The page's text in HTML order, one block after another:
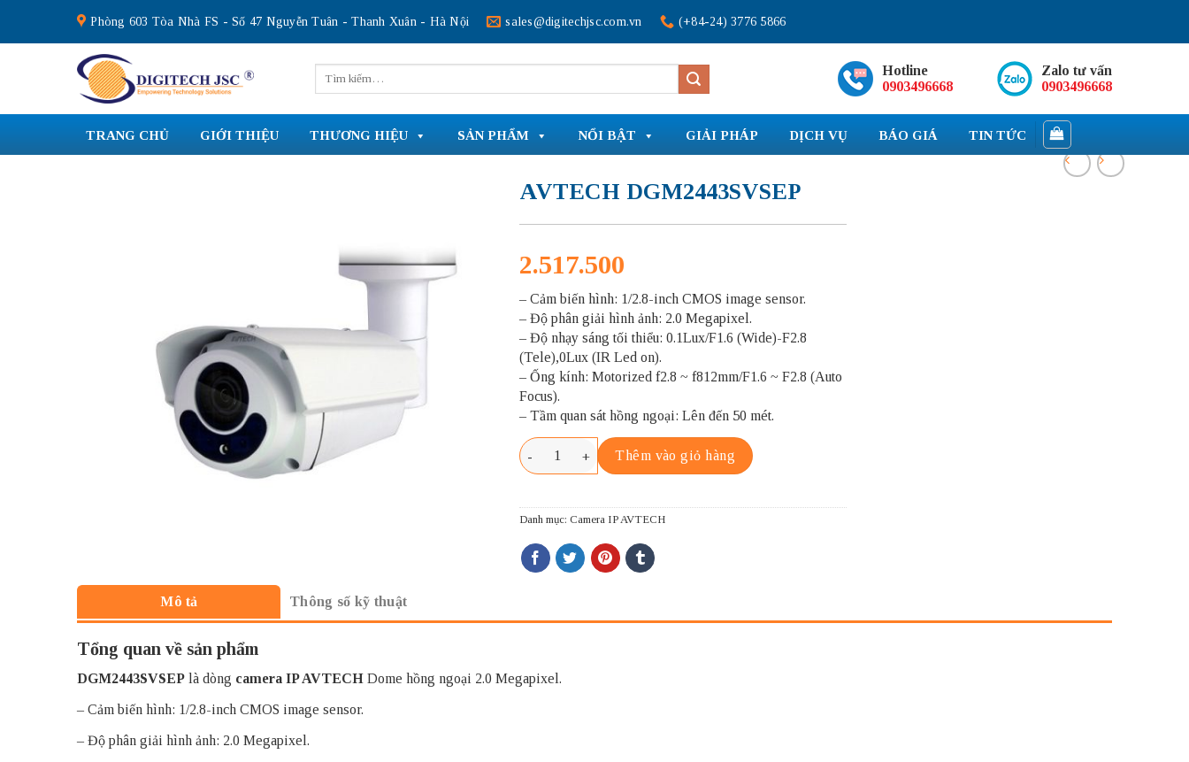
content
Phòng 603 Tòa Nhà FS - Số 47 Nguyễn Tuân - Thanh Xuân - Hà Nội sales@digitechjsc.com.vn (+84-24) 3776 5866
kiếm:
Hotline
0903496668
Zalo tư vấn
0903496668
TRANG CHỦ GIỚI THIỆU THƯƠNG HIỆU SẢN PHẨM NỔI BẬT GIẢI PHÁP DỊCH VỤ BÁO GIÁ TIN TỨC
AVTECH DGM2443SVSEP
2.517.500
– Cảm biến hình: 1/2.8-inch CMOS image sensor.
– Độ phân giải hình ảnh: 2.0 Megapixel.
– Độ nhạy sáng tối thiểu: 0.1Lux/F1.6 (Wide)-F2.8
(Tele),0Lux (IR Led on).
– Ống kính: Motorized f2.8 ~ f812mm/F1.6 ~ F2.8 (Auto
Focus).
– Tầm quan sát hồng ngoại: Lên đến 50 mét.
AVTECH DGM2443SVSEP số lượng
Thêm vào giỏ hàng
Danh mục: Camera IP AVTECH
Mô tả Thông số kỹ thuật
Tổng quan về sản phẩm
DGM2443SVSEP là dòng camera IP AVTECH Dome hồng ngoại 2.0 Megapixel.
– Cảm biến hình: 1/2.8-inch CMOS image sensor.
– Độ phân giải hình ảnh: 2.0 Megapixel.